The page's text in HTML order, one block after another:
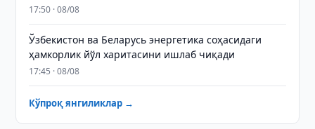
17:50 · 08/08
Ўзбекистон ва Беларусь энергетика соҳасидаги
ҳамкорлик йўл харитасини ишлаб чиқади
17:45 · 08/08
Кўпроқ янгиликлар →